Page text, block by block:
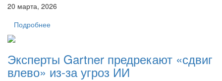
20 марта, 2026
Подробнее
Эксперты Gartner предрекают «сдвиг
влево» из-за угроз ИИ